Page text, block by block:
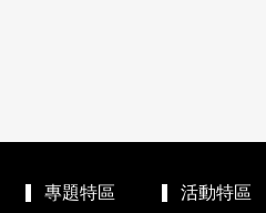
專題特區 活動特區